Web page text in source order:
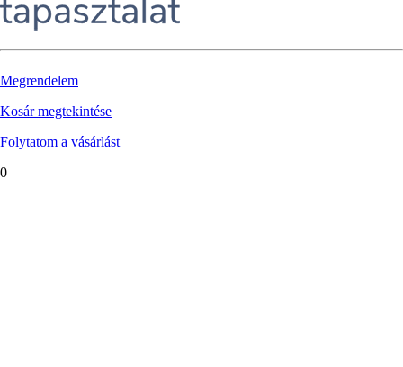
Megrendelem
Kosár megtekintése
Folytatom a vásárlást
0